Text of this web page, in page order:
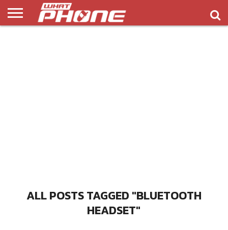
ALL POSTS TAGGED "BLUETOOTH
HEADSET"